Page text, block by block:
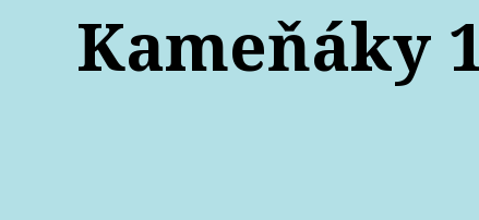
Kameňáky